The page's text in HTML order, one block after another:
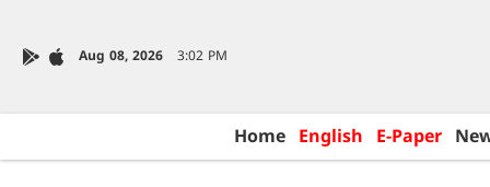
Aug 08, 2026 3:02 PM
Home English E-Paper